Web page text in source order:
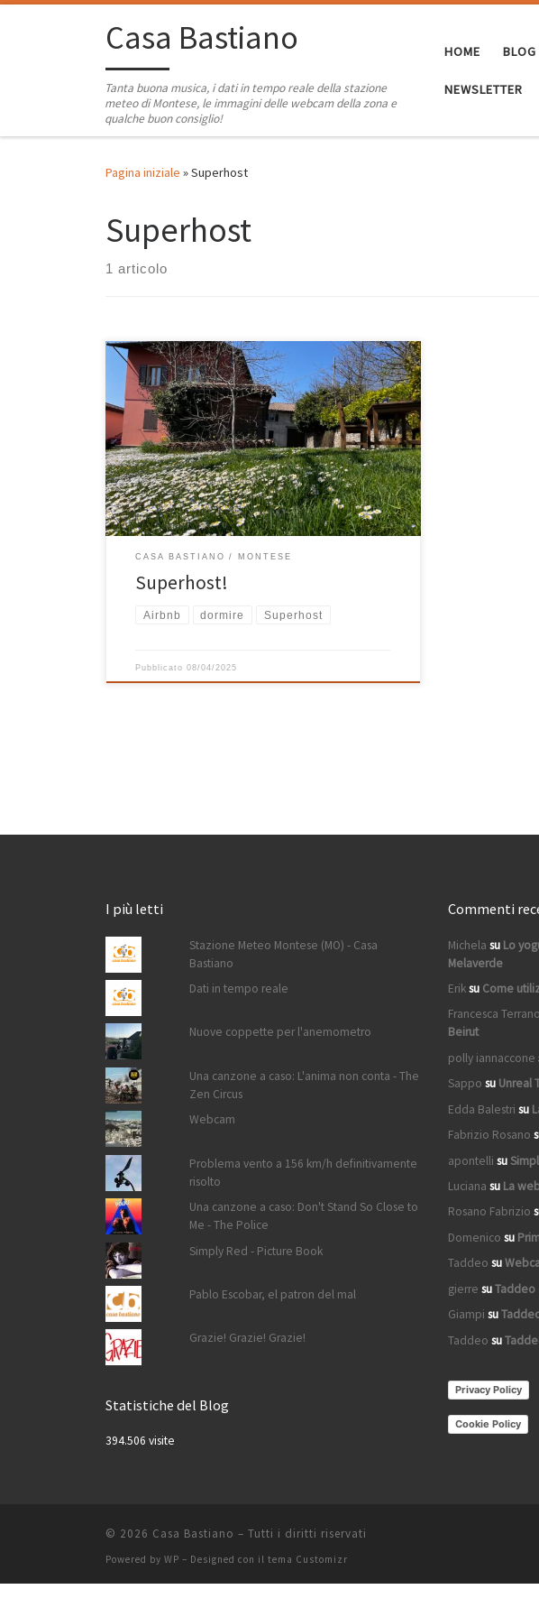
Passa al contenutoCasa Bastiano
Tanta buona musica, i dati in tempo reale della stazione
meteo di Montese, le immagini delle webcam della zona e
qualche buon consiglio!
HOME BLOG
NEWSLETTER
Pagina iniziale »Superhost
Superhost
1 articolo
In soli 7 mesi da quando abbiamo iniziato la nostra
avventura con Casa Bastiano su Airbnb siamo diventati
Superhost! Abbiamo avuti diversi ospiti, italiani,
tedeschi, canadesi, svizzeri, americani.. tutti si sono
trovati molto bene a Casa Bastiano e ci hanno
premiato con ottime recensioni che ci hanno
permesso in poco […]
CASA BASTIANO MONTESE
Superhost!
Airbnb dormire Superhost
Pubblicato08/04/2025
I più letti
Stazione Meteo Montese (MO) - Casa
Bastiano
Dati in tempo reale
Nuove coppette per l'anemometro
Una canzone a caso: L'anima non conta - The
Zen Circus
Webcam
Problema vento a 156 km/h definitivamente
risolto
Una canzone a caso: Don't Stand So Close to
Me - The Police
Simply Red - Picture Book
Pablo Escobar, el patron del mal
Grazie! Grazie! Grazie!
Statistiche del Blog
394.506 visite
Commenti
Michela su Lo
Melaverde
Eriksu Come
Francesca
Beirut
polly iannaccone
Sappo su Unreal
Edda Balestri su
Fabrizio Rosano
apontelli su
Luciana su La
Rosano Fabrizio
Domenico su
Taddeo su
gierre suTaddeo
Giampi su
Taddeo su
Privacy Policy
Cookie Policy
© 2026 Casa Bastiano – Tutti i diritti riservati
Powered by WP – Designed con il tema Customizr